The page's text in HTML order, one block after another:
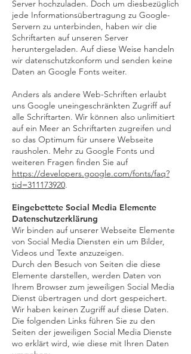
Server hochzuladen. Doch um diesbezüglich
jede Informationsübertragung zu Google-
Servern zu unterbinden, haben wir die
Schriftarten auf unseren Server
heruntergeladen. Auf diese Weise handeln
wir datenschutzkonform und senden keine
Daten an Google Fonts weiter.
Anders als andere Web-Schriften erlaubt
uns Google uneingeschränkten Zugriff auf
alle Schriftarten. Wir können also unlimitiert
auf ein Meer an Schriftarten zugreifen und
so das Optimum für unsere Webseite
rausholen. Mehr zu Google Fonts und
weiteren Fragen finden Sie auf
https://developers.google.com/fonts/faq?
tid=311173920.
Eingebettete Social Media Elemente
Datenschutzerklärung
Wir binden auf unserer Webseite Elemente
von Social Media Diensten ein um Bilder,
Videos und Texte anzuzeigen.
Durch den Besuch von Seiten die diese
Elemente darstellen, werden Daten von
Ihrem Browser zum jeweiligen Social Media
Dienst übertragen und dort gespeichert.
Wir haben keinen Zugriff auf diese Daten.
Die folgenden Links führen Sie zu den
Seiten der jeweiligen Social Media Dienste
wo erklärt wird, wie diese mit Ihren Daten